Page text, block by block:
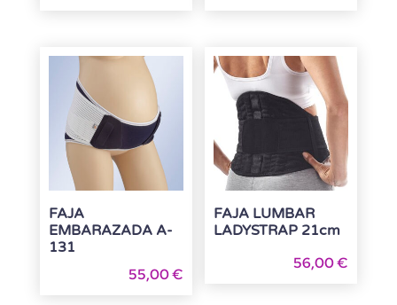
FAJA
EMBARAZADA A-
131
55,00€
FAJA LUMBAR
LADYSTRAP 21cm
56,00€